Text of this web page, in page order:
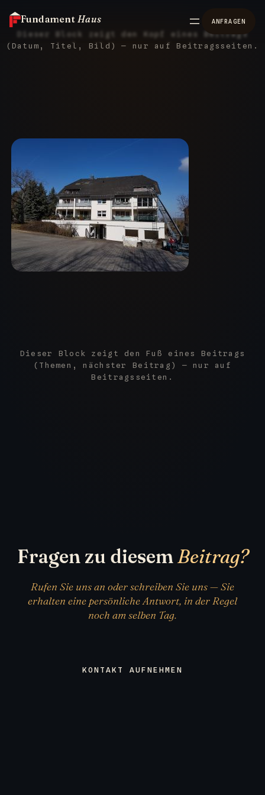
Fundament Haus ANFRAGEN
Dieser Block zeigt den Kopf eines Beitrags
(Datum, Titel, Bild) — nur auf Beitragsseiten.
Dieser Block zeigt den Fuß eines Beitrags
(Themen, nächster Beitrag) — nur auf
Beitragsseiten.
Fragen zu diesemBeitrag?
Rufen Sie uns an oder schreiben Sie uns — Sie
erhalten eine persönliche Antwort, in der Regel
noch am selben Tag.
KONTAKT AUFNEHMEN